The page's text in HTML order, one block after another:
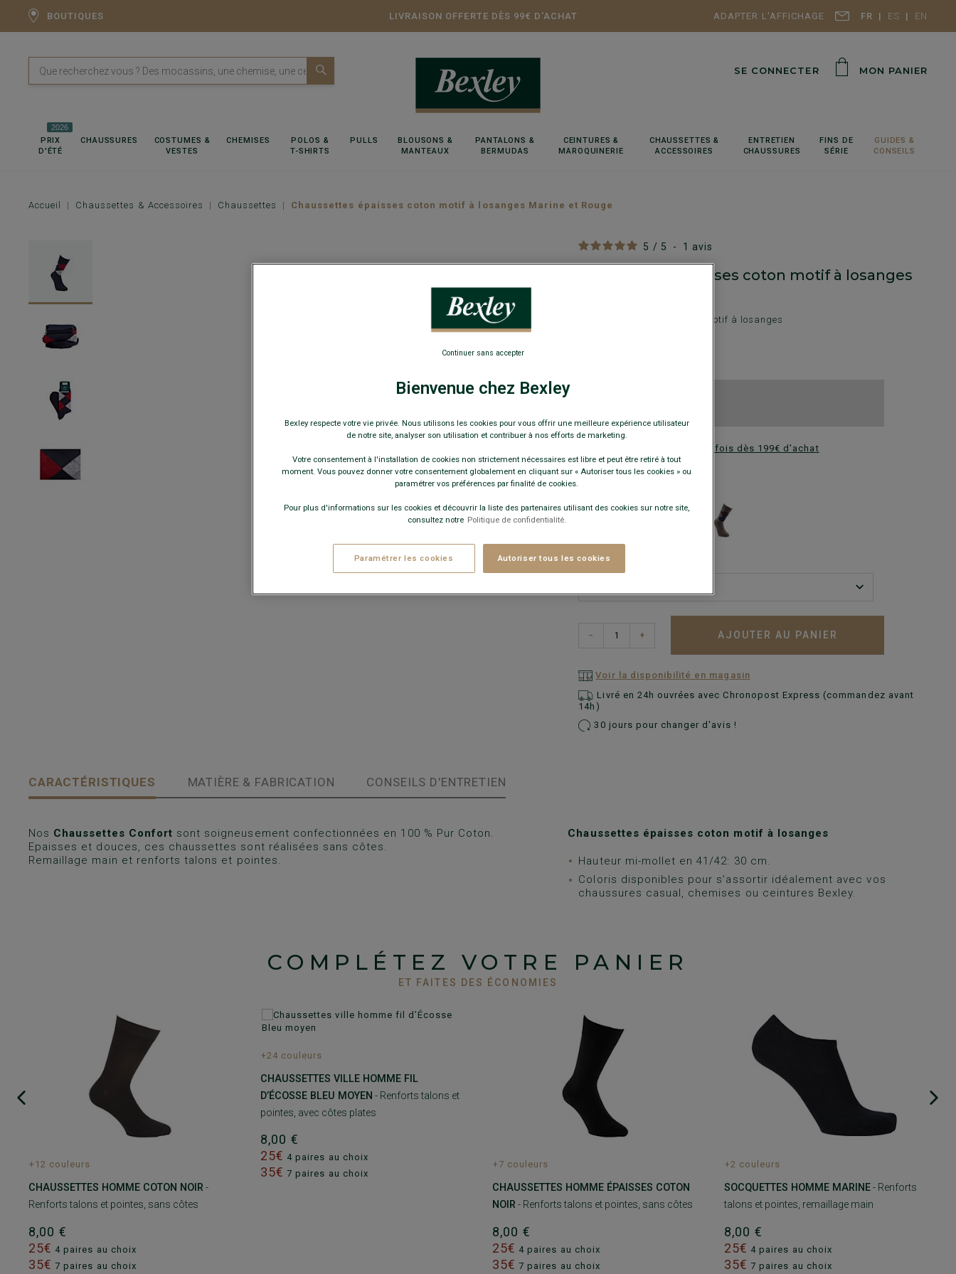
FR ES EN
BOUTIQUES LIVRAISON OFFERTE DÈS 99€ D'ACHAT ADAPTER L'AFFICHAGE
SE CONNECTER MON PANIER
PRIX
D'ÉTÉ
2026
CHAUSSURES
COSTUMES &
VESTES
CHEMISES
POLOS &
T-SHIRTS
PULLS
BLOUSONS &
MANTEAUX
PANTALONS &
BERMUDAS
CEINTURES &
MAROQUINERIE
CHAUSSETTES &
ACCESSOIRES
ENTRETIEN
CHAUSSURES
FINS DE
SÉRIE
GUIDES &
CONSEILS
Accueil Chaussettes & Accessoires Chaussettes Chaussettes épaisses coton motif à losanges Marine et Rouge
5 / 5 - 1 avis
Chaussettes épaisses coton motif à losanges
Renforts talons et pointes, motif à losanges
Payez en plusieurs fois dès 199€ d'achat
COULEURS DISPONIBLES
− + AJOUTER AU PANIER
Voir la disponibilité en magasin
Livré en 24h ouvrées avec Chronopost Express (commandez avant
14h)
30 jours pour changer d'avis !
CARACTÉRISTIQUES MATIÈRE & FABRICATION CONSEILS D'ENTRETIEN
Nos Chaussettes Confort sont soigneusement confectionnées en 100 % Pur Coton.
Epaisses et douces, ces chaussettes sont réalisées sans côtes.
Remaillage main et renforts talons et pointes.
Chaussettes épaisses coton motif à losanges
Hauteur mi-mollet en 41/42: 30 cm.
Coloris disponibles pour s’assortir idéalement avec vos
chaussures casual, chemises ou ceintures Bexley.
COMPLÉTEZ VOTRE PANIER
ET FAITES DES ÉCONOMIES
+12 couleurs
CHAUSSETTES HOMME COTON NOIR -
Renforts talons et pointes, sans côtes
8,00 €
25€ 4 paires au choix
35€ 7 paires au choix
+24 couleurs
CHAUSSETTES VILLE HOMME FIL
D’ÉCOSSE BLEU MOYEN - Renforts talons et
pointes, avec côtes plates
8,00 €
25€ 4 paires au choix
35€ 7 paires au choix
+7 couleurs
CHAUSSETTES HOMME ÉPAISSES COTON
NOIR - Renforts talons et pointes, sans côtes
8,00 €
25€ 4 paires au choix
35€ 7 paires au choix
+2 couleurs
SOCQUETTES HOMME MARINE- Renforts
talons et pointes, remaillage main
8,00 €
25€ 4 paires au choix
35€ 7 paires au choix
Bienvenue chez Bexley
Bexley respecte votre vie privée. Nous utilisons les cookies pour vous offrir une meilleure expérience utilisateur
de notre site, analyser son utilisation et contribuer à nos efforts de marketing.
Votre consentement à l'installation de cookies non strictement nécessaires est libre et peut être retiré à tout
moment. Vous pouvez donner votre consentement globalement en cliquant sur « Autoriser tous les cookies » ou
paramétrer vos préférences par finalité de cookies.
Pour plus d'informations sur les cookies et découvrir la liste des partenaires utilisant des cookies sur notre site,
consultez notre Politique de confidentialité.
Paramétrer les cookies Autoriser tous les cookies
Continuer sans accepter